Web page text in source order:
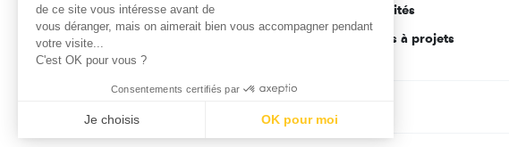
Actualités
Appels à projets
de ce site vous intéresse avant de
vous déranger, mais on aimerait bien vous accompagner pendant
votre visite...
C'est OK pour vous ?
Consentements certifiés par
Je choisis OK pour moi